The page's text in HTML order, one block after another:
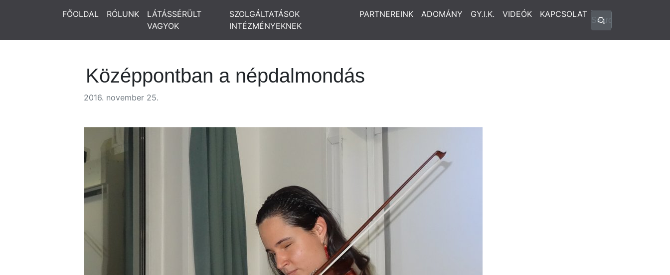
FŐOLDAL RÓLUNK
LÁTÁSSÉRÜLT
VAGYOK
SZOLGÁLTATÁSOK
INTÉZMÉNYEKNEK
PARTNEREINK ADOMÁNY GY.I.K. VIDEÓK KAPCSOLAT
Középpontban a népdalmondás
2016. november 25.